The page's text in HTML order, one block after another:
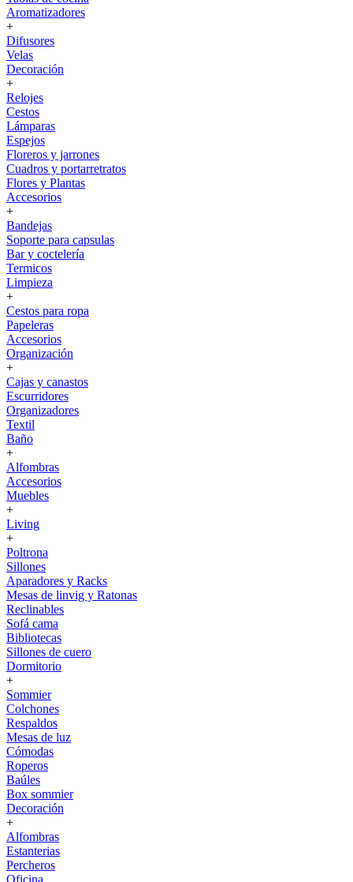
Aromatizadores
+
Difusores
Velas
Decoración
+
Relojes
Cestos
Lámparas
Espejos
Floreros y jarrones
Cuadros y portarretratos
Flores y Plantas
Accesorios
+
Bandejas
Soporte para capsulas
Bar y coctelería
Termicos
Limpieza
+
Cestos para ropa
Papeleras
Accesorios
Organización
+
Cajas y canastos
Escurridores
Organizadores
Textil
Baño
+
Alfombras
Accesorios
Muebles
+
Living
+
Poltrona
Sillones
Aparadores y Racks
Mesas de linvig y Ratonas
Reclinables
Sofá cama
Bibliotecas
Sillones de cuero
Dormitorio
+
Sommier
Colchones
Respaldos
Mesas de luz
Cómodas
Roperos
Baúles
Box sommier
Decoración
+
Alfombras
Estanterias
Percheros
Oficina